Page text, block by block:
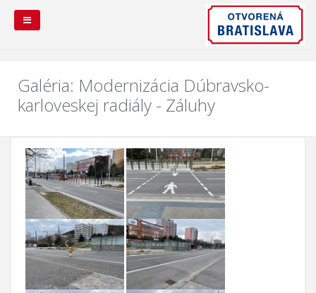
Prehľad
Trendy
Faktúry
Zmluvy
Objednávky
Dodávatelia
Zamestnanci
Organizačná
štruktúra
Galéria
UVOstat
Galéria: Modernizácia Dúbravsko-
karloveskej radiály - Záluhy